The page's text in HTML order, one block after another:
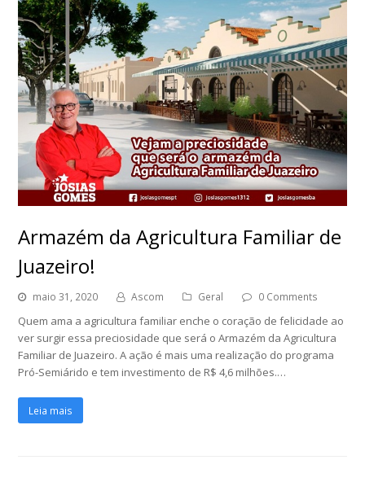
Armazém da Agricultura Familiar de
Juazeiro!
maio 31, 2020 Ascom Geral 0 Comments
Quem ama a agricultura familiar enche o coração de felicidade ao
ver surgir essa preciosidade que será o Armazém da Agricultura
Familiar de Juazeiro. A ação é mais uma realização do programa
Pró-Semiárido e tem investimento de R$ 4,6 milhões.…
Leia mais